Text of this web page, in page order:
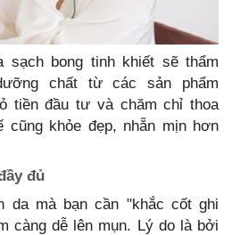
sạch bong tinh khiết sẽ thẩm
chất từ các sản phẩm
tiền đầu tư và chăm chỉ thoa
cũng khỏe đẹp, nhẵn mịn hơn
đủ
da mà bạn cần "khắc cốt ghi
càng dễ lên mụn. Lý do là bởi